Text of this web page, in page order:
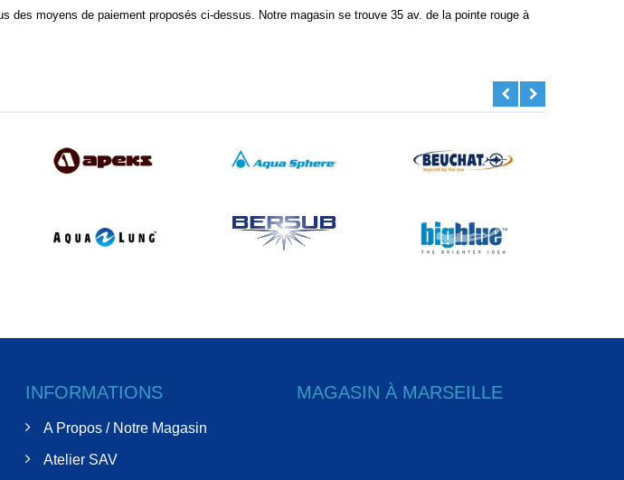
moyens de paiement proposés ci-dessus. Notre magasin se trouve 35 av. de la pointe rouge à
INFORMATIONS
A Propos / Notre Magasin
Atelier SAV
MAGASIN À MARSEILLE